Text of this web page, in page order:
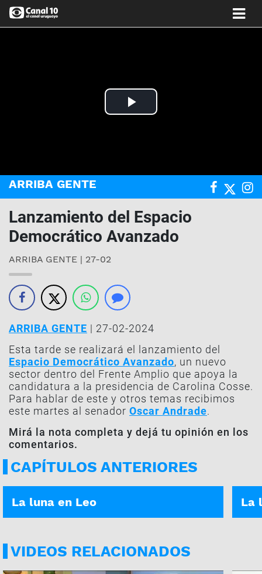
Play
ARRIBA GENTE
Lanzamiento del Espacio
Democrático Avanzado
ARRIBA GENTE | 27-02
ARRIBA GENTE | 27-02-2024
Esta tarde se realizará el lanzamiento del
Espacio Democrático Avanzado, un nuevo
sector dentro del Frente Amplio que apoya la
candidatura a la presidencia de Carolina Cosse.
Para hablar de este y otros temas recibimos
este martes al senador Oscar Andrade.
Mirá la nota completa y dejá tu opinión en los
comentarios.
CAPÍTULOS ANTERIORES
ASÍ ES TU DÍA | 05-01-2026
La luna en Leo La
VIDEOS RELACIONADOS